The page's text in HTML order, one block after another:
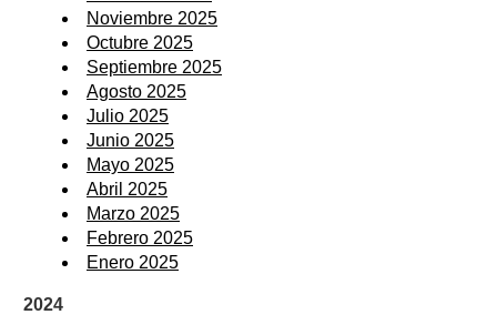
Noviembre 2025
Octubre 2025
Septiembre 2025
Agosto 2025
Julio 2025
Junio 2025
Mayo 2025
Abril 2025
Marzo 2025
Febrero 2025
Enero 2025
2024